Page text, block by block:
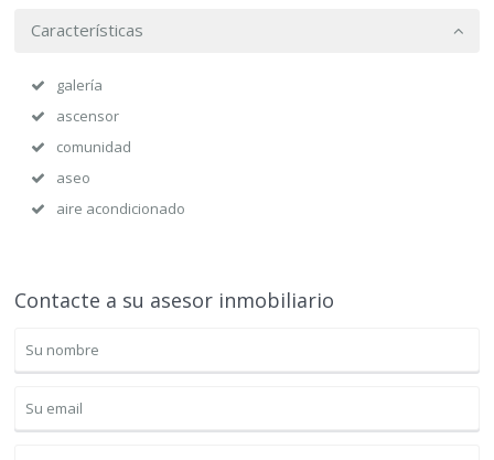
Características
galería
ascensor
comunidad
aseo
aire acondicionado
Contacte a su asesor inmobiliario